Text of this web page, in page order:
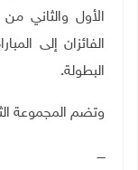
الأول والثاني
الفائزان إلى
البطولة.
وتضم المجموعة
ــــ